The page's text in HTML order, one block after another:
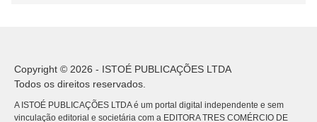
Copyright © 2026 - ISTOÉ PUBLICAÇÕES LTDA
Todos os direitos reservados.
A ISTOÉ PUBLICAÇÕES LTDA é um portal digital independente e sem
vinculação editorial e societária com a EDITORA TRES COMÉRCIO DE